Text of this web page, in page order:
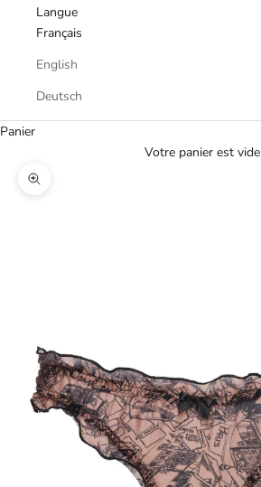
Langue
Français
English
Deutsch
Panier
Votre panier est vide
Zoomer sur l'image